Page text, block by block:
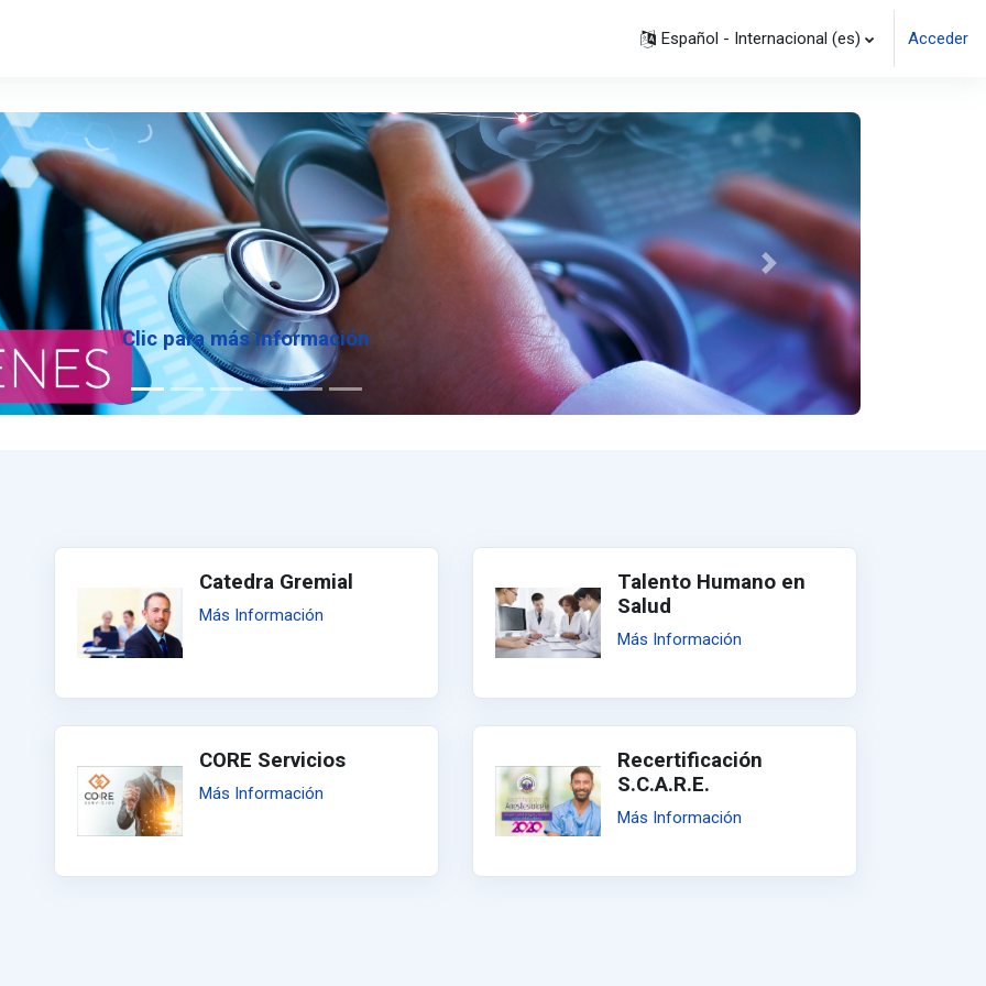
Español - Internacional ‎(es)‎ Acceder
Clic para más Información
Siguiente
Catedra Gremial
Más Información
Talento Humano en
Salud
Más Información
CORE Servicios
Más Información
Recertificación
S.C.A.R.E.
Más Información